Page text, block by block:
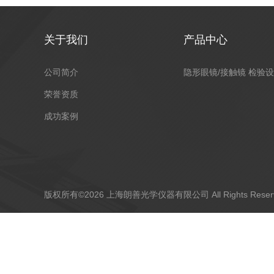
关于我们
公司简介
荣誉资质
成功案例
产品中心
隐形眼镜/接触镜 检验
版权所有©2026 上海朗善光学仪器有限公司 All Rights